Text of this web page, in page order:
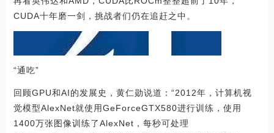
CUDA十年磨一剑，挑战者们仍在追赶之中。
“通吃”
回顾GPU和AI的发展史，黄仁勋说道：“2012年，计算机视
觉模型AlexNet就使用GeForceGTX580进行训练，使用
1400万张图像训练了AlexNet，每秒可处理